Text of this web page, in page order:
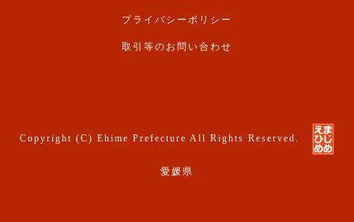
プライバシーポリシー
取引等のお問い合わせ
Copyright (C) Ehime Prefecture All Rights Reserved.
愛媛県